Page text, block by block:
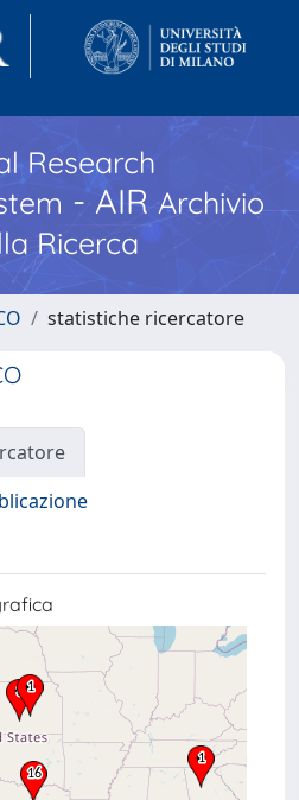
Research
- AIR Archivio
Ricerca
statistiche ricercatore